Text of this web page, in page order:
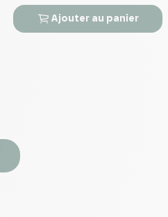
 
Ajouter au panier